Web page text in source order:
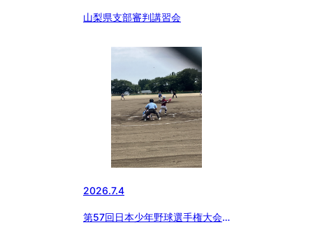
山梨県支部審判講習会
2026.7.4
第57回日本少年野球選手権大会